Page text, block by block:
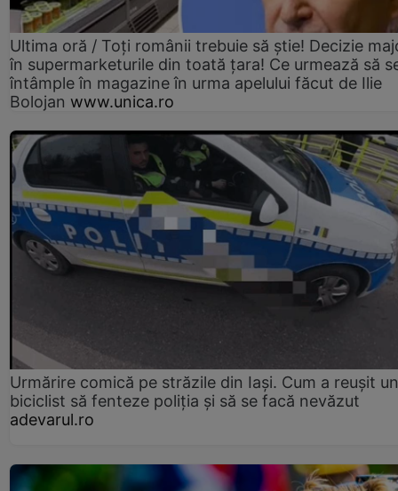
Ultima oră / Toți românii trebuie să știe! Decizie
în supermarketurile din toată țara! Ce urmează să
întâmple în magazine în urma apelului făcut de Ilie
Bolojan www.unica.ro
Urmărire comică pe străzile din Iași. Cum a reușit un
biciclist să fenteze poliția și să se facă nevăzut
adevarul.ro